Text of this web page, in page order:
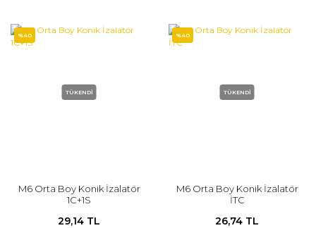
%40
TÜKENDİ
M6 Orta Boy Konik İzalatör
1C+1S
29,14 TL
%40
TÜKENDİ
M6 Orta Boy Konik İzalatör
İTC
26,74 TL